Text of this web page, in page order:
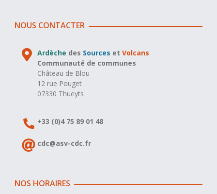
NOUS CONTACTER
Ardèche des Sources etVolcans
Communauté de communes
Château de Blou
12 rue Pouget
07330 Thueyts
+33 (0)4 75 89 01 48
cdc@asv-cdc.fr
NOS HORAIRES